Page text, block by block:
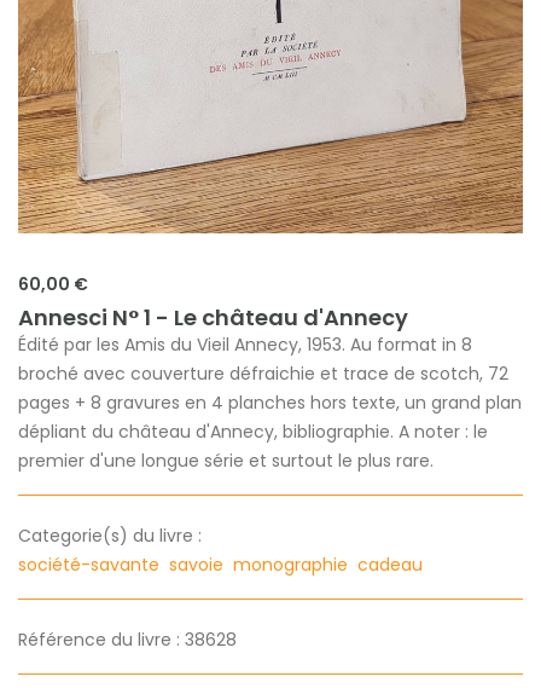
60,00 €
Annesci N° 1 - Le château d'Annecy
Édité par les Amis du Vieil Annecy, 1953. Au format in 8
broché avec couverture défraichie et trace de scotch, 72
pages + 8 gravures en 4 planches hors texte, un grand plan
dépliant du château d'Annecy, bibliographie. A noter : le
premier d'une longue série et surtout le plus rare.
Categorie(s) du livre :
société-savante savoie monographie cadeau
Référence du livre : 38628